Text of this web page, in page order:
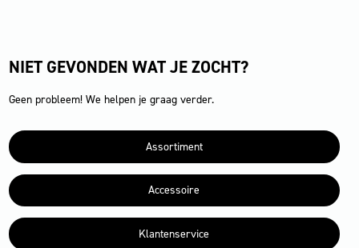
NIET GEVONDEN WAT JE ZOCHT?
Geen probleem! We helpen je graag verder.
Assortiment
Accessoire
Klantenservice